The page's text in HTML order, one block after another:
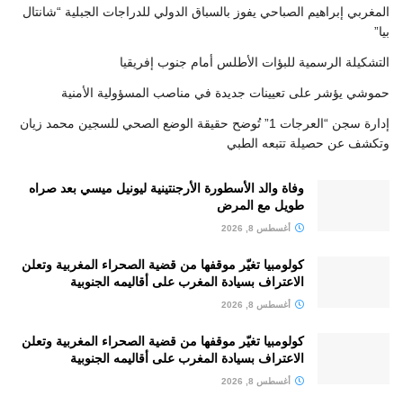
المغربي إبراهيم الصباحي يفوز بالسباق الدولي للدراجات الجبلية “شانتال
بيا”
التشكيلة الرسمية للبؤات الأطلس أمام جنوب إفريقيا
حموشي يؤشر على تعيينات جديدة في مناصب المسؤولية الأمنية
إدارة سجن “العرجات 1” تُوضح حقيقة الوضع الصحي للسجين محمد زيان
وتكشف عن حصيلة تتبعه الطبي
وفاة والد الأسطورة الأرجنتينية ليونيل ميسي بعد صراه
طويل مع المرض
أغسطس 8, 2026
كولومبيا تغيّر موقفها من قضية الصحراء المغربية وتعلن
الاعتراف بسيادة المغرب على أقاليمه الجنوبية
أغسطس 8, 2026
كولومبيا تغيّر موقفها من قضية الصحراء المغربية وتعلن
الاعتراف بسيادة المغرب على أقاليمه الجنوبية
أغسطس 8, 2026